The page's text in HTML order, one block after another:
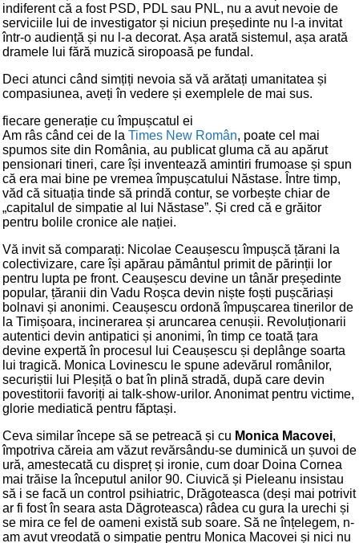
indiferent că a fost PSD, PDL sau PNL, nu a avut nevoie de
serviciile lui de investigator și niciun președinte nu l-a invitat
într-o audiență și nu l-a decorat. Așa arată sistemul, așa arată
dramele lui fără muzică siropoasă pe fundal.
Deci atunci când simțiți nevoia să vă arătați umanitatea și
compasiunea, aveți în vedere și exemplele de mai sus.
fiecare generație cu împușcatul ei
Am râs când cei de la Times New Român, poate cel mai
spumos site din România, au publicat gluma că au apărut
pensionari tineri, care își inventează amintiri frumoase și spun
că era mai bine pe vremea împușcatului Năstase. Între timp,
văd că situația tinde să prindă contur, se vorbește chiar de
„capitalul de simpatie al lui Năstase”. Și cred că e grăitor
pentru bolile cronice ale nației.
Vă invit să comparați: Nicolae Ceaușescu împușcă țărani la
colectivizare, care își apărau pământul primit de părinții lor
pentru lupta pe front. Ceaușescu devine un tânăr președinte
popular, țăranii din Vadu Roșca devin niște foști pușcăriași
bolnavi și anonimi. Ceaușescu ordonă împușcarea tinerilor de
la Timișoara, incinerarea și aruncarea cenușii. Revoluționarii
autentici devin antipatici și anonimi, în timp ce toată țara
devine expertă în procesul lui Ceaușescu și deplânge soarta
lui tragică. Monica Lovinescu le spune adevărul românilor,
securiștii lui Pleșiță o bat în plină stradă, după care devin
povestitorii favoriți ai talk-show-urilor. Anonimat pentru victime,
glorie mediatică pentru făptași.
Ceva similar începe să se petreacă și cu Monica Macovei,
împotriva căreia am văzut revărsându-se duminică un șuvoi de
ură, amestecată cu dispreț și ironie, cum doar Doina Cornea
mai trăise la începutul anilor 90. Ciuvică și Pieleanu insistau
să i se facă un control psihiatric, Drăgoteasca (deși mai potrivit
ar fi fost în seara asta Dăgroteasca) râdea cu gura la urechi și
se mira ce fel de oameni există sub soare. Să ne înțelegem, n-
am avut vreodată o simpatie pentru Monica Macovei și nici nu